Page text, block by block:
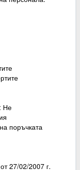
Не
поръчката
27/02/2007 г.